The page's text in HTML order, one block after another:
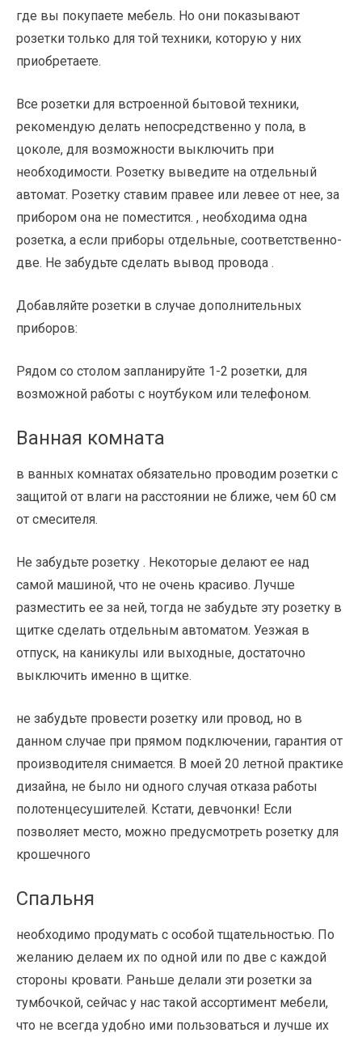
где вы покупаете мебель. Но они показывают
розетки только для той техники, которую у них
приобретаете.
Все розетки для встроенной бытовой техники,
рекомендую делать непосредственно у пола, в
цоколе, для возможности выключить при
необходимости. Розетку выведите на отдельный
автомат. Розетку ставим правее или левее от нее, за
прибором она не поместится. , необходима одна
розетка, а если приборы отдельные, соответственно-
две. Не забудьте сделать вывод провода .
Добавляйте розетки в случае дополнительных
приборов:
Рядом со столом запланируйте 1-2 розетки, для
возможной работы с ноутбуком или телефоном.
Ванная комната
в ванных комнатах обязательно проводим розетки с
защитой от влаги на расстоянии не ближе, чем 60 см
от смесителя.
Не забудьте розетку . Некоторые делают ее над
самой машиной, что не очень красиво. Лучше
разместить ее за ней, тогда не забудьте эту розетку в
щитке сделать отдельным автоматом. Уезжая в
отпуск, на каникулы или выходные, достаточно
выключить именно в щитке.
не забудьте провести розетку или провод, но в
данном случае при прямом подключении, гарантия от
производителя снимается. В моей 20 летной практике
дизайна, не было ни одного случая отказа работы
полотенцесушителей. Кстати, девчонки! Если
позволяет место, можно предусмотреть розетку для
крошечного
Спальня
необходимо продумать с особой тщательностью. По
желанию делаем их по одной или по две с каждой
стороны кровати. Раньше делали эти розетки за
тумбочкой, сейчас у нас такой ассортимент мебели,
что не всегда удобно ими пользоваться и лучше их